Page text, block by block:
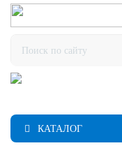
КАТАЛОГ